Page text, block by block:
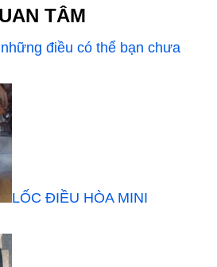
TÂM
điều có thể bạn chưa
LỐC ĐIỀU HÒA MINI